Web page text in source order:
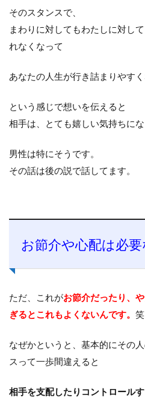
そのスタンスで、
まわりに対してもわたしに対し
れなくなって
あなたの人生が行き詰まりやすく
という感じで想いを伝えると
相手は、とても嬉しい気持ちにな
男性は特にそうです。
その話は後の説で話してます。
お節介や心配は必要
ただ、これがお節介だったり、
ぎるとこれもよくないんです。 笑
なぜかというと、基本的にその
スって一歩間違えると
相手を支配したりコントロールす